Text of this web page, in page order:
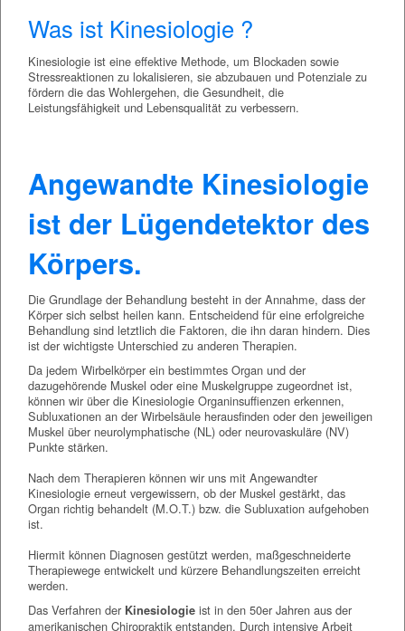
Was ist Kinesiologie ?
Kinesiologie ist eine effektive Methode, um Blockaden sowie
Stressreaktionen zu lokalisieren, sie abzubauen und Potenziale zu
fördern die das Wohlergehen, die Gesundheit, die
Leistungsfähigkeit und Lebensqualität zu verbessern.
Angewandte Kinesiologie
ist der Lügendetektor des
Körpers.
Die Grundlage der Behandlung besteht in der Annahme, dass der
Körper sich selbst heilen kann. Entscheidend für eine erfolgreiche
Behandlung sind letztlich die Faktoren, die ihn daran hindern. Dies
ist der wichtigste Unterschied zu anderen Therapien.
Da jedem Wirbelkörper ein bestimmtes Organ und der
dazugehörende Muskel oder eine Muskelgruppe zugeordnet ist,
können wir über die Kinesiologie Organinsuffienzen erkennen,
Subluxationen an der Wirbelsäule herausfinden oder den jeweiligen
Muskel über neurolymphatische (NL) oder neurovaskuläre (NV)
Punkte stärken.
Nach dem Therapieren können wir uns mit Angewandter
Kinesiologie erneut vergewissern, ob der Muskel gestärkt, das
Organ richtig behandelt (M.O.T.) bzw. die Subluxation aufgehoben
ist.
Hiermit können Diagnosen gestützt werden, maßgeschneiderte
Therapiewege entwickelt und kürzere Behandlungszeiten erreicht
werden.
Das Verfahren der Kinesiologie ist in den 50er Jahren aus der
amerikanischen Chiropraktik entstanden. Durch intensive Arbeit